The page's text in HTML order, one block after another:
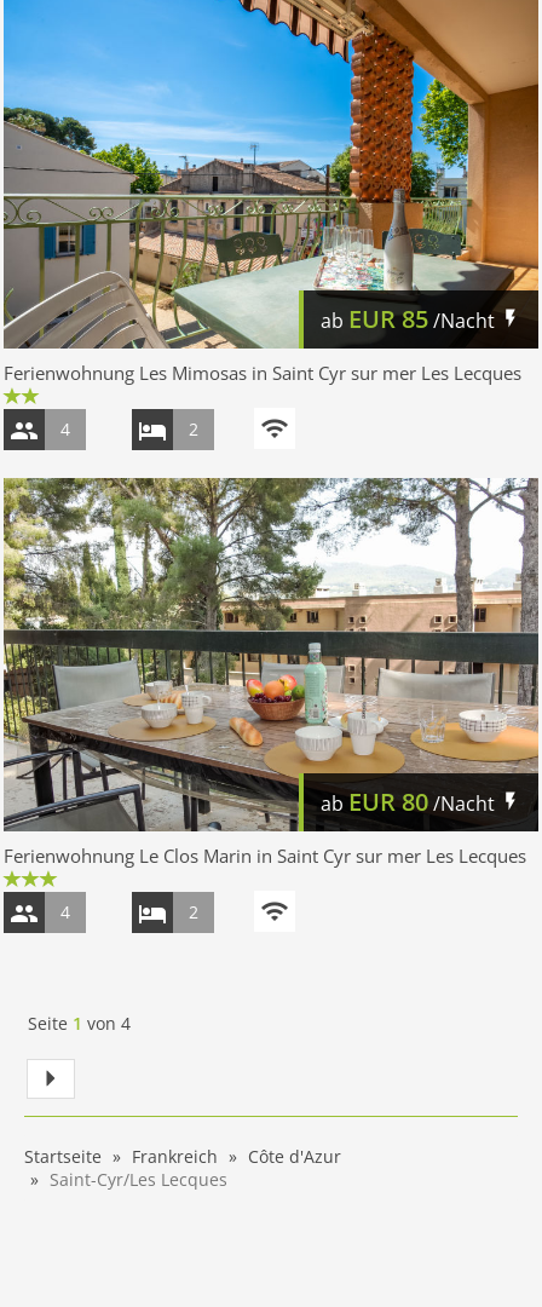
ab EUR85/Nacht
Ferienwohnung Les Mimosas in Saint Cyr sur mer Les Lecques
4 2
ab EUR80/Nacht
Ferienwohnung Le Clos Marin in Saint Cyr sur mer Les Lecques
4 2
Seite 1 von 4
Startseite Frankreich
Côte d'Azur
Saint-Cyr/Les Lecques